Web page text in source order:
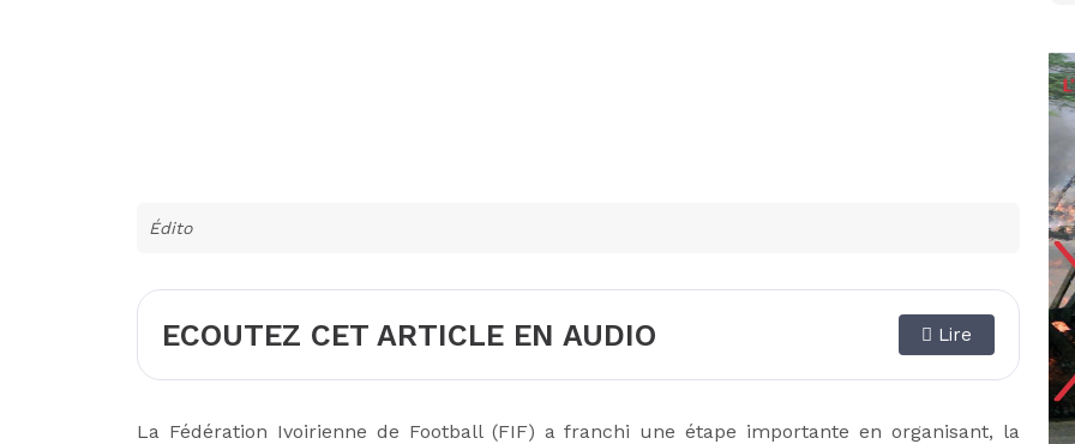
Édito
ECOUTEZ CET ARTICLE EN AUDIO Lire
La Fédération Ivoirienne de Football (FIF) a franchi une étape importante en organisant, la